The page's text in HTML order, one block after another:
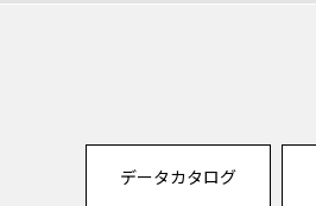
データカタログ